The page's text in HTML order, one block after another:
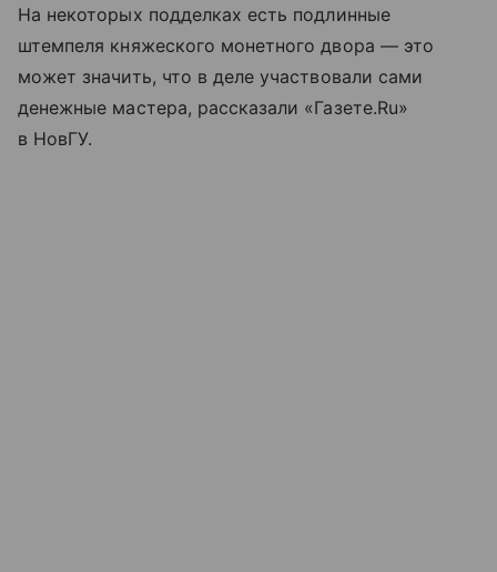
На некоторых подделках есть подлинные
штемпеля княжеского монетного двора — это
может значить, что в деле участвовали сами
денежные мастера, рассказали «Газете.Ru»
в НовГУ.